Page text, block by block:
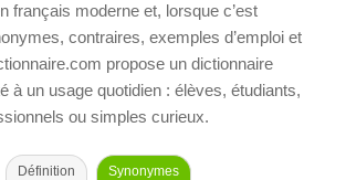
français moderne et, lorsque c’est
contraires, exemples d’emploi et
propose un dictionnaire
à un usage quotidien : élèves, étudiants,
ou simples curieux.
Définition Synonymes